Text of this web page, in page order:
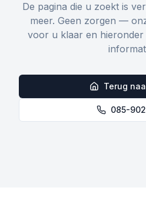
De pagina die u zoekt is
meer. Geen zorgen —
voor u klaar en hieronder
Terug
085-